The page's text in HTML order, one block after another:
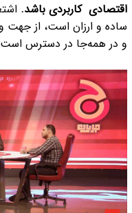
اقتصادی کاربردی باشد.
ساده و ارزان است، از
و در همه‌جا در دسترس